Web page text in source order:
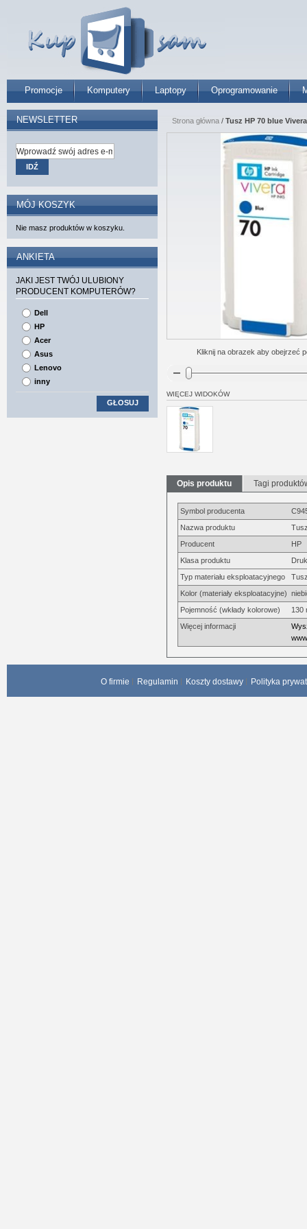
Promocje Komputery Laptopy Oprogramowanie
Strona główna / Tusz HP 70 blue
Kliknij na obrazek aby obejrzeć
WIĘCEJ WIDOKÓW
Opis produktu Tagi
Symbol producenta
Nazwa produktu
Producent
HP
Klasa produktu
Typ materiału eksploatacyjnego
Kolor (materiały eksploatacyjne)
Pojemność (wkłady kolorowe)
130
Więcej informacji
NEWSLETTER
IDŹ
MÓJ KOSZYK
Nie masz produktów w koszyku.
ANKIETA
JAKI JEST TWÓJ ULUBIONY
PRODUCENT KOMPUTERÓW?
Dell
HP
Acer
Asus
Lenovo
inny
GŁOSUJ
O firmie Regulamin Koszty dostawy Polityka